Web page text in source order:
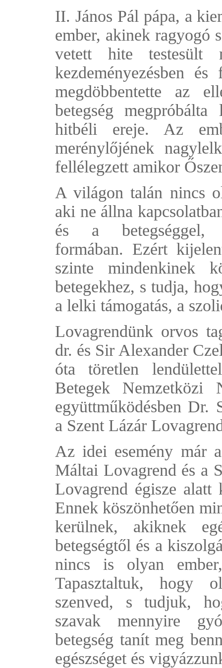
II. János Pál pápa, a
ember, akinek ragyogó
vetett hite testesült
kezdeményezésben
megdöbbentette az
betegség
hitbéli ereje. Az
merénylőjének
fellélegzett amikor
A világon talán nincs
aki ne állna
és a betegséggel,
formában. Ezért
szinte mindenkinek
betegekhez, s tudja,
a lelki támogatás, a
Lovagrendünk orvos
dr. és Sir Alexander
óta töretlen
Betegek Nemzetközi
együttműködésben Dr.
a Szent Lázár
Az idei esemény már
Máltai Lovagrend és a
Lovagrend égisze alatt
Ennek köszönhetően
kerülnek, akiknek
betegségtől és a
nincs is olyan
Tapasztaltuk, hogy
szenved, s tudjuk,
szavak mennyire
betegség tanít meg
egészséget és